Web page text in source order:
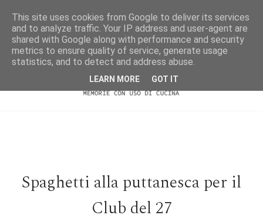
Spaghetti alla puttanesca per il
Club del 27
This site uses cookies from Google to deliver its services
and to analyze traffic. Your IP address and user-agent are
shared with Google along with performance and security
metrics to ensure quality of service, generate usage
statistics, and to detect and address abuse.
LEARN MORE GOT IT